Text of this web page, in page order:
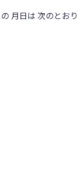
月日は 次のとおり